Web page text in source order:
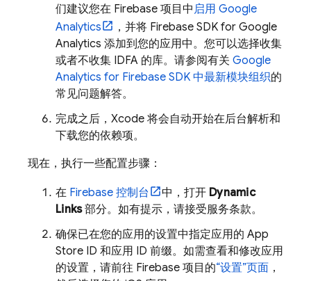
们建议您在 Firebase 项目中启用 Google
Analytics
，并将 Firebase SDK for Google
Analytics 添加到您的应用中。您可以选择收集
或者不收集 IDFA 的库。请参阅有关 Google
Analytics for Firebase SDK 中最新模块组织的
常见问题解答。
完成之后，Xcode 将会自动开始在后台解析和
下载您的依赖项。
现在，执行一些配置步骤：
在 Firebase 控制台 中，打开 Dynamic
Links部分。如有提示，请接受服务条款。
确保已在您的应用的设置中指定应用的 App
Store ID 和应用 ID 前缀。如需查看和修改应用
的设置，请前往 Firebase 项目的“设置”页面 ，